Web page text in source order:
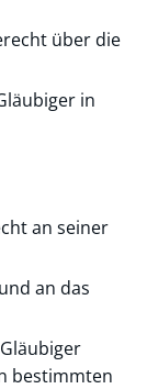
über die
in
an seiner
an das
bestimmten